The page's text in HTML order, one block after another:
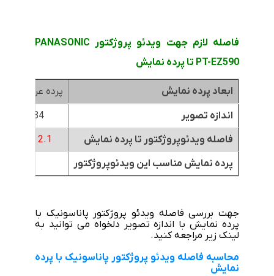
فاصله لازم جهت ویدئو پروژکتور PANASONIC
PT-EZ590 تا پرده نمایش
ابعاد پرده نمایش
پرده عرض 1.8متر
اندازه تصویر
84 اینچ
فاصله ویدئوپروژکتور تا پرده نمایش
2.1 تا 4 متر
پرده نمایش مناسب این ویدئوپروژکتور
جهت بررسی فاصله ویدئو پروژکتور پاناسونیک با
پرده نمایش با اندازه تصویر دلخواه می توانید به
لینک زیر مراجعه کنید.
محاسبه فاصله ویدئو پروژکتور پاناسونیک با پرده
نمایش